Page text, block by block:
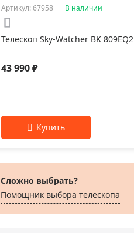
Артикул: 67958 В наличии
Телескоп Sky-Watcher BK 809EQ2
43 990 ₽
Сложно выбрать?
Помощник выбора телескопа